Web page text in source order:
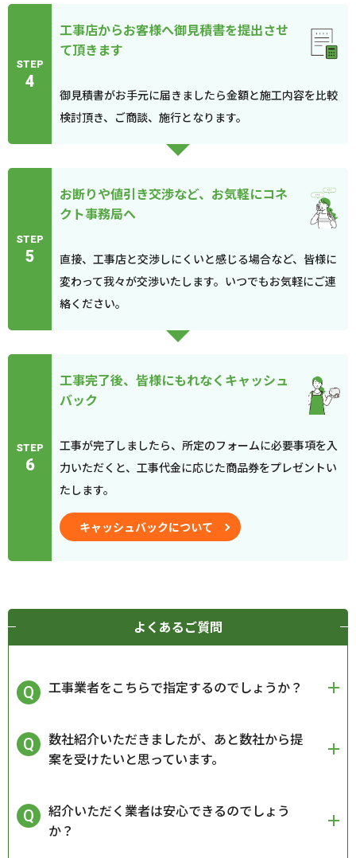
STEP
4
工事店からお客様へ御見積書を提出させ
て頂きます
御見積書がお手元に届きましたら金額と施工内容を比較
検討頂き、ご商談、施行となります。
STEP
5
お断りや値引き交渉など、お気軽にコネ
クト事務局へ
直接、工事店と交渉しにくいと感じる場合など、皆様に
変わって我々が交渉いたします。いつでもお気軽にご連
絡ください。
STEP
6
工事完了後、皆様にもれなくキャッシュ
バック
工事が完了しましたら、所定のフォームに必要事項を入
力いただくと、工事代金に応じた商品券をプレゼントい
たします。
キャッシュバックについて
よくあるご質問
工事業者をこちらで指定するのでしょうか？
数社紹介いただきましたが、あと数社から提
案を受けたいと思っています。
紹介いただく業者は安心できるのでしょう
か？